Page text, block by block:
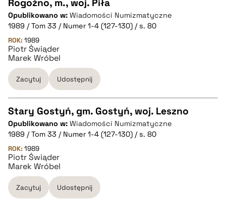
pobierz cytat
CZYSTY TEKST
pobierz cytat
BIBTEX
pobierz cytat
Rogoźno, m., woj. Piła
Opublikowano w: Wiadomości Numizmatyczne
1989 / Tom 33 / Numer 1-4 (127-130) / s. 80
ROK: 1989
Piotr Świąder
Marek Wróbel
Zacytuj Udostępnij
CZYSTY TEKST
pobierz cytat
BIBTEX
Stary Gostyń, gm. Gostyń, woj. Leszno
Opublikowano w: Wiadomości Numizmatyczne
1989 / Tom 33 / Numer 1-4 (127-130) / s. 80
ROK: 1989
Piotr Świąder
Marek Wróbel
Zacytuj Udostępnij